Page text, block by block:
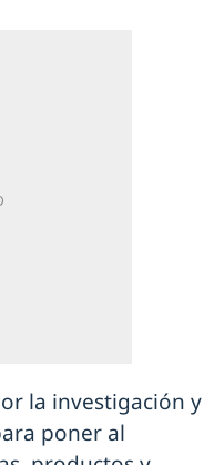
la investigación y
poner al